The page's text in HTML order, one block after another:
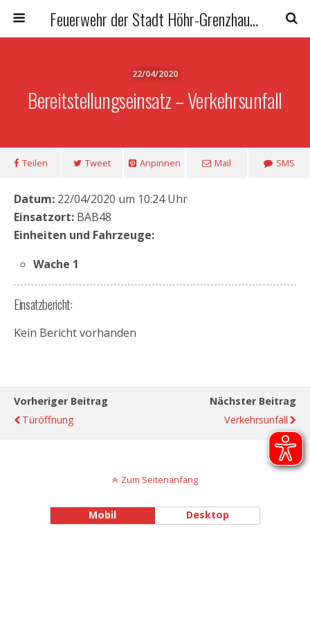
Feuerwehr der Stadt Höhr-Grenzhausen
22/04/2020
Bereitstellungseinsatz – Verkehrsunfall
Teilen Tweet Anpinnen Mail SMS
Datum: 22/04/2020 um 10:24 Uhr
Einsatzort: BAB48
Einheiten und Fahrzeuge:
Wache 1
Einsatzbericht:
Kein Bericht vorhanden
Vorheriger Beitrag
Türöffnung
Nächster Beitrag
Verkehrsunfall
Zum Seitenanfang
Mobil Desktop